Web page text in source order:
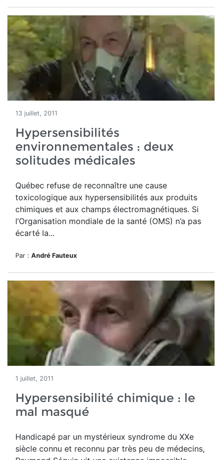
13 juillet, 2011
Hypersensibilités
environnementales : deux
solitudes médicales
Québec refuse de reconnaître une cause
toxicologique aux hypersensibilités aux produits
chimiques et aux champs électromagnétiques. Si
l’Organisation mondiale de la santé (OMS) n’a pas
écarté la...
Par : André Fauteux
1 juillet, 2011
Hypersensibilité chimique : le
mal masqué
Handicapé par un mystérieux syndrome du XXe
siècle connu et reconnu par très peu de médecins,